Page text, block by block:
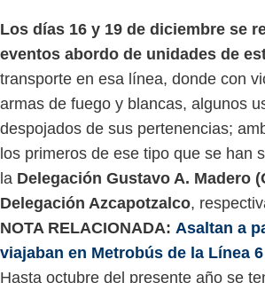
Los días 16 y 19 de diciembre se
eventos abordo de unidades de
transporte en esa línea, donde con
armas de fuego y blancas, algunos
despojados de sus pertenencias;
los primeros de ese tipo que se han
la Delegación Gustavo A. Madero
Delegación Azcapotzalco,
NOTA RELACIONADA: Asaltan a
viajaban en Metrobús de la Línea 6
Hasta octubre del presente año se